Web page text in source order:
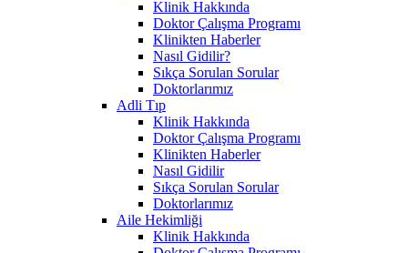
Klinik Hakkında
Doktor Çalışma Programı
Klinikten Haberler
Nasıl Gidilir?
Sıkça Sorulan Sorular
Doktorlarımız
Adli Tıp
Klinik Hakkında
Doktor Çalışma Programı
Klinikten Haberler
Nasıl Gidilir
Sıkça Sorulan Sorular
Doktorlarımız
Aile Hekimliği
Klinik Hakkında